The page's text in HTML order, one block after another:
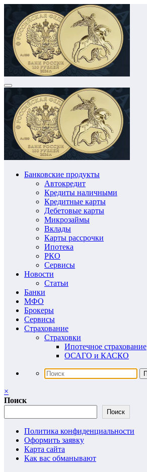
содержимому
Банковские продукты
Автокредит
Кредиты наличными
Кредитные карты
Дебетовые карты
Микрозаймы
Вклады
Карты рассрочки
Ипотека
РКО
Сервисы
Новости
Статьи
Банки
МФО
Брокеры
Сервисы
Страхование
Страховки
Ипотечное страхование
ОСАГО и КАСКО
×
Поиск
Поиск
Политика конфиденциальности
Оформить заявку
Карта сайта
Как вас обманывают